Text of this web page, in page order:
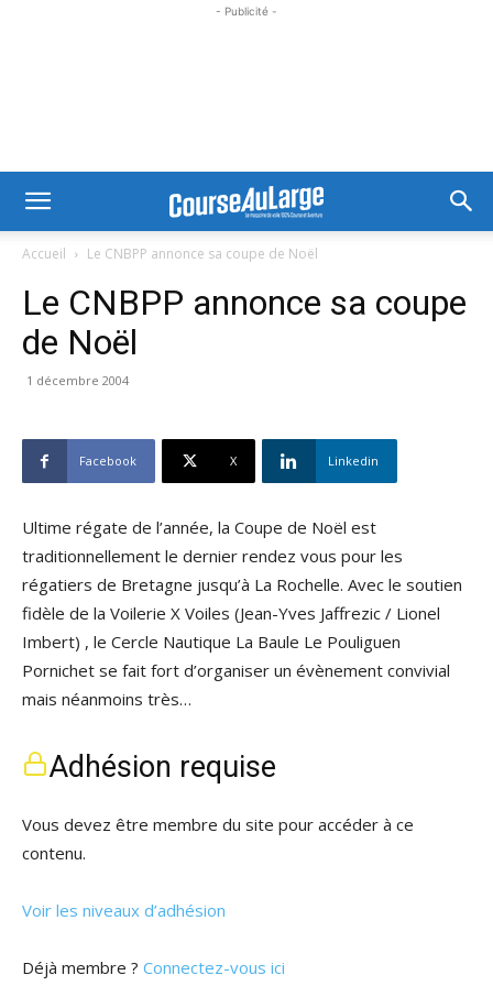
- Publicité -
Accueil Le CNBPP annonce sa coupe de Noël
Le CNBPP annonce sa coupe
de Noël
1 décembre 2004
Facebook X Linkedin
Ultime régate de l’année, la Coupe de Noël est
traditionnellement le dernier rendez vous pour les
régatiers de Bretagne jusqu’à La Rochelle. Avec le soutien
fidèle de la Voilerie X Voiles (Jean-Yves Jaffrezic / Lionel
Imbert) , le Cercle Nautique La Baule Le Pouliguen
Pornichet se fait fort d’organiser un évènement convivial
mais néanmoins très…
Adhésion requise
Vous devez être membre du site pour accéder à ce
contenu.
Voir les niveaux d’adhésion
Déjà membre ? Connectez-vous ici